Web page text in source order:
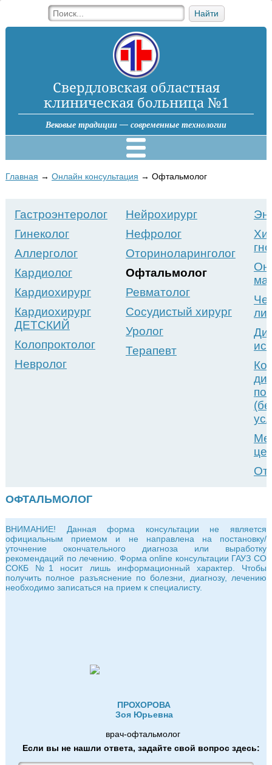
Найти
Свердловская областная
клиническая больница №1
Вековые традиции — современные технологии
Главная → Онлайн консультация → Офтальмолог
Гастроэнтеролог
Гинеколог
Аллерголог
Кардиолог
Кардиохирург
Кардиохирург
ДЕТСКИЙ
Колопроктолог
Невролог
Нейрохирург
Нефролог
Оториноларинголог
Офтальмолог
Ревматолог
Сосудистый хирург
Уролог
Терапевт
ОФТАЛЬМОЛОГ
ВНИМАНИЕ! Данная форма консультации не является
официальным приемом и не направлена на постановку/
уточнение окончательного диагноза или выработку
рекомендаций по лечению. Форма online консультации ГАУЗ СО
СОКБ №1 носит лишь информационный характер. Чтобы
получить полное разъяснение по болезни, диагнозу, лечению
необходимо записаться на прием к специалисту.
ПРОХОРОВА
Зоя Юрьевна
врач-офтальмолог
Если вы не нашли ответа, задайте свой вопрос здесь: